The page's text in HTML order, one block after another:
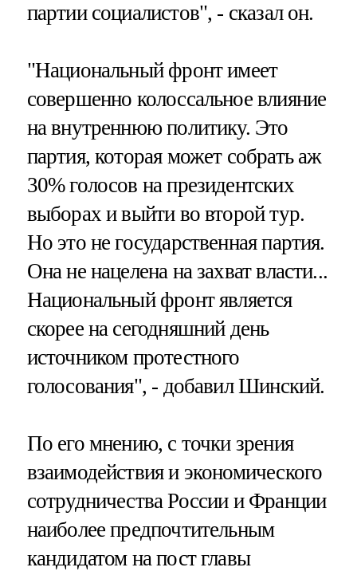
партии социалистов", - сказал он.
"Национальный фронт имеет
совершенно колоссальное влияние
на внутреннюю политику. Это
партия, которая может собрать аж
30% голосов на президентских
выборах и выйти во второй тур.
Но это не государственная партия.
Она не нацелена на захват власти...
Национальный фронт является
скорее на сегодняшний день
источником протестного
голосования", - добавил Шинский.
По его мнению, с точки зрения
взаимодействия и экономического
сотрудничества России и Франции
наиболее предпочтительным
кандидатом на пост главы